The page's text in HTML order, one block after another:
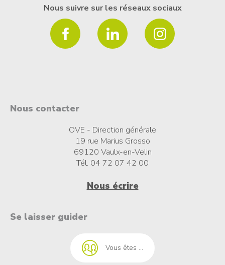
Nous suivre sur les réseaux sociaux
Nous contacter
OVE - Direction générale
19 rue Marius Grosso
69120 Vaulx-en-Velin
Tél. 04 72 07 42 00
Nous écrire
Se laisser guider
Vous êtes ...